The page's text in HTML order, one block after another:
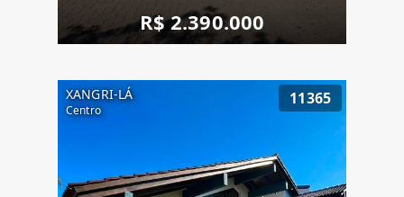
R$ 2.390.000
XANGRI-LÁ
Centro
11365